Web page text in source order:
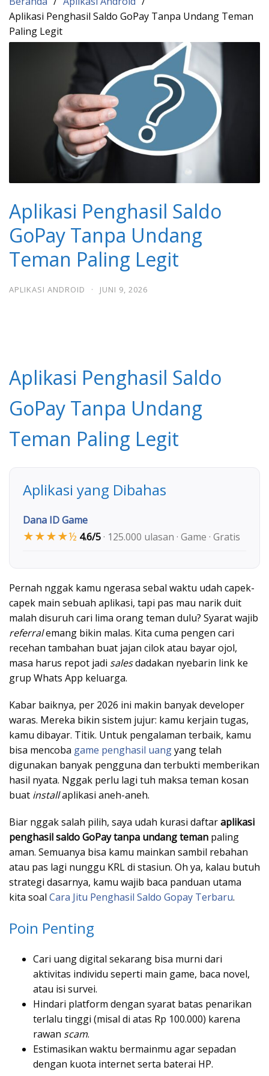
Aplikasi Penghasil Saldo GoPay Tanpa Undang Teman
Paling Legit
Aplikasi Penghasil Saldo
GoPay Tanpa Undang
Teman Paling Legit
APLIKASI ANDROID · JUNI 9, 2026
Aplikasi Penghasil Saldo
GoPay Tanpa Undang
Teman Paling Legit
Aplikasi yang Dibahas
Dana ID Game
★★★★½ 4.6/5· 125.000 ulasan · Game · Gratis
Pernah nggak kamu ngerasa sebal waktu udah capek-
capek main sebuah aplikasi, tapi pas mau narik duit
malah disuruh cari lima orang teman dulu? Syarat wajib
referralemang bikin malas. Kita cuma pengen cari
recehan tambahan buat jajan cilok atau bayar ojol,
masa harus repot jadi salesdadakan nyebarin link ke
grup Whats App keluarga.
Kabar baiknya, per 2026 ini makin banyak developer
waras. Mereka bikin sistem jujur: kamu kerjain tugas,
kamu dibayar. Titik. Untuk pengalaman terbaik, kamu
bisa mencoba game penghasil uangyang telah
digunakan banyak pengguna dan terbukti memberikan
hasil nyata. Nggak perlu lagi tuh maksa teman kosan
buat installaplikasi aneh-aneh.
Biar nggak salah pilih, saya udah kurasi daftaraplikasi
penghasil saldo GoPay tanpa undang teman paling
aman. Semuanya bisa kamu mainkan sambil rebahan
atau pas lagi nunggu KRL di stasiun. Oh ya, kalau butuh
strategi dasarnya, kamu wajib baca panduan utama
kita soal Cara Jitu Penghasil Saldo Gopay Terbaru.
Poin Penting
Cari uang digital sekarang bisa murni dari
aktivitas individu seperti main game, baca novel,
atau isi survei.
Hindari platform dengan syarat batas penarikan
terlalu tinggi (misal di atas Rp 100.000) karena
rawan scam.
Estimasikan waktu bermainmu agar sepadan
dengan kuota internet serta baterai HP.